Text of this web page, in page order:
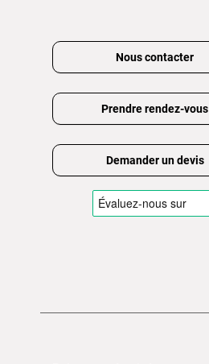
Nous contacter
Prendre rendez-vous
Demander un devis